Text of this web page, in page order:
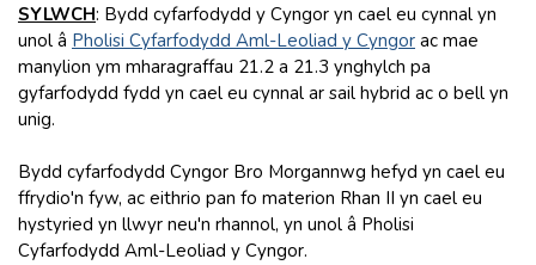
SYLWCH: Bydd cyfarfodydd y Cyngor yn cael eu cynnal yn
unol â Pholisi Cyfarfodydd Aml-Leoliad y Cyngor ac mae
manylion ym mharagraffau 21.2 a 21.3 ynghylch pa
gyfarfodydd fydd yn cael eu cynnal ar sail hybrid ac o bell yn
unig.
Bydd cyfarfodydd Cyngor Bro Morgannwg hefyd yn cael eu
ffrydio'n fyw, ac eithrio pan fo materion Rhan II yn cael eu
hystyried yn llwyr neu'n rhannol, yn unol â Pholisi
Cyfarfodydd Aml-Leoliad y Cyngor.